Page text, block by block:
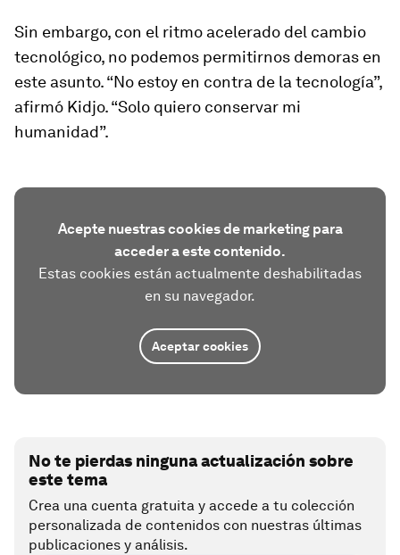
Sin embargo, con el ritmo acelerado del cambio
tecnológico, no podemos permitirnos demoras en
este asunto. “No estoy en contra de la tecnología”,
afirmó Kidjo. “Solo quiero conservar mi
humanidad”.
Acepte nuestras cookies de marketing para
acceder a este contenido.
Estas cookies están actualmente deshabilitadas
en su navegador.
Aceptar cookies
No te pierdas ninguna actualización sobre
este tema
Crea una cuenta gratuita y accede a tu colección
personalizada de contenidos con nuestras últimas
publicaciones y análisis.